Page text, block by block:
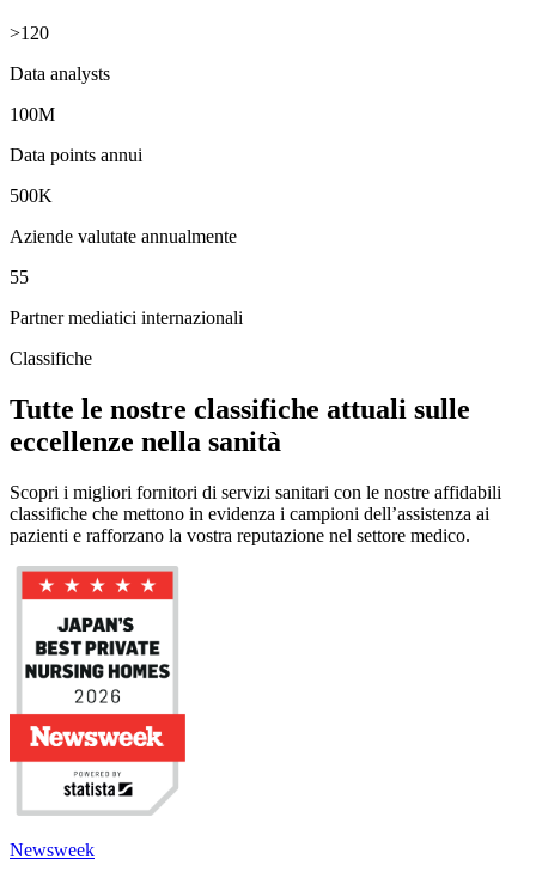
>120
Data analysts
100M
Data points annui
500K
Aziende valutate annualmente
55
Partner mediatici internazionali
Classifiche
Tutte le nostre classifiche attuali sulle
eccellenze nella sanità
Scopri i migliori fornitori di servizi sanitari con le nostre affidabili
classifiche che mettono in evidenza i campioni dell’assistenza ai
pazienti e rafforzano la vostra reputazione nel settore medico.
Newsweek